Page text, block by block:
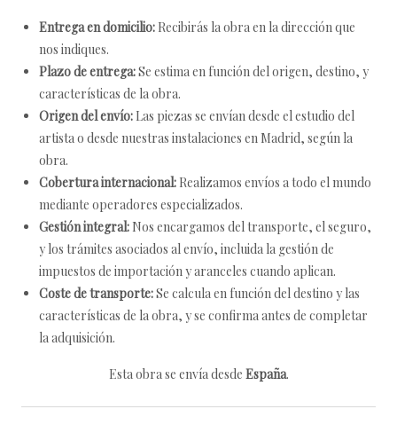
Entrega en domicilio: Recibirás la obra en la dirección que
nos indiques.
Plazo de entrega:Se estima en función del origen, destino, y
características de la obra.
Origen del envío: Las piezas se envían desde el estudio del
artista o desde nuestras instalaciones en Madrid, según la
obra.
Cobertura internacional: Realizamos envíos a todo el mundo
mediante operadores especializados.
Gestión integral: Nos encargamos del transporte, el seguro,
y los trámites asociados al envío, incluida la gestión de
impuestos de importación y aranceles cuando aplican.
Coste de transporte:Se calcula en función del destino y las
características de la obra, y se confirma antes de completar
la adquisición.
Esta obra se envía desde España.